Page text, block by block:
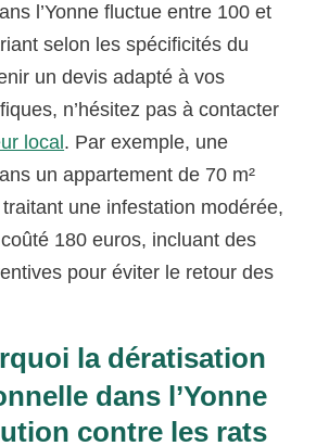
l’Yonne fluctue entre 100 et
selon les spécificités du
un devis adapté à vos
n’hésitez pas à contacter
local . Par exemple, une
un appartement de 70 m²
traitant une infestation modérée,
180 euros, incluant des
pour éviter le retour des
la dératisation
dans l’Yonne
contre les rats